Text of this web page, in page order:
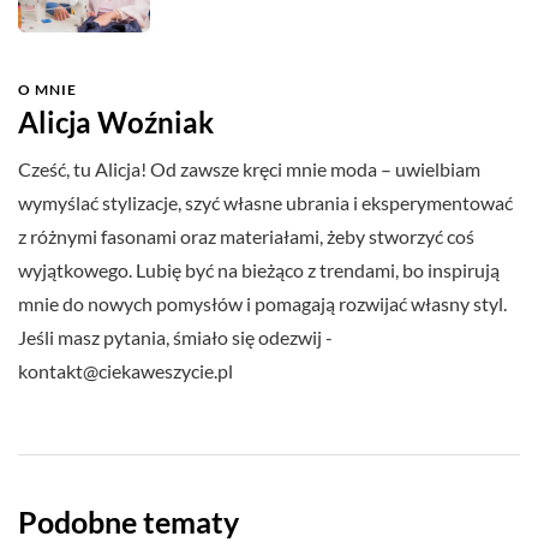
O MNIE
Alicja Woźniak
Cześć, tu Alicja! Od zawsze kręci mnie moda – uwielbiam
wymyślać stylizacje, szyć własne ubrania i eksperymentować
z różnymi fasonami oraz materiałami, żeby stworzyć coś
wyjątkowego. Lubię być na bieżąco z trendami, bo inspirują
mnie do nowych pomysłów i pomagają rozwijać własny styl.
Jeśli masz pytania, śmiało się odezwij -
kontakt@ciekaweszycie.pl
Podobne tematy